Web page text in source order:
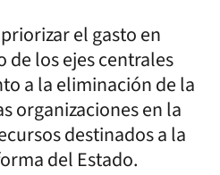
el gasto en
de los ejes centrales
a la eliminación de la
organizaciones en la
destinados a la
del Estado.